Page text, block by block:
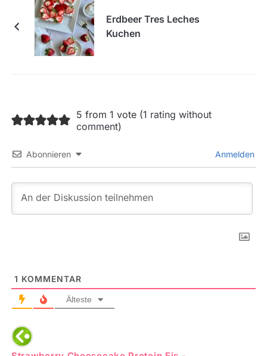
Erdbeer Tres Leches
Kuchen
5 from 1 vote (1 rating without
comment)
Abonnieren Anmelden
1 KOMMENTAR
Älteste